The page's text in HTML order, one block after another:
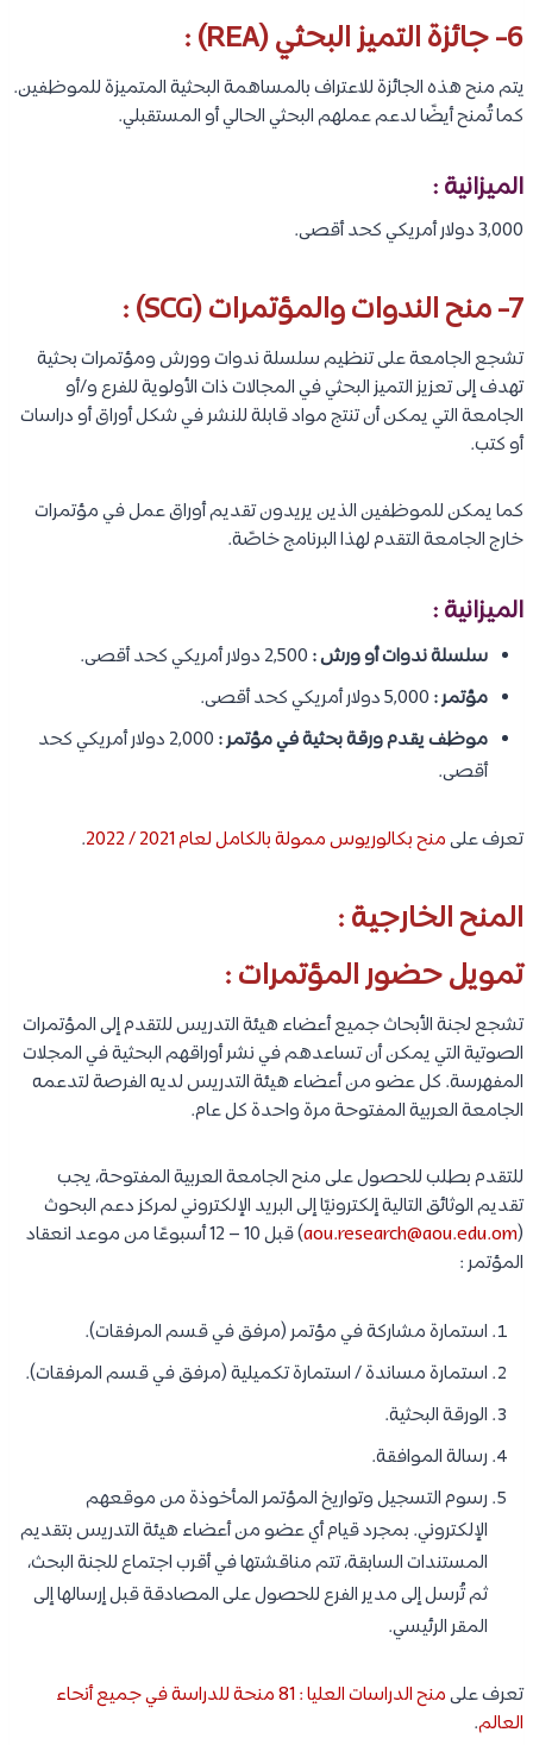
6- جائزة التميز البحثي (REA) :
يتم منح هذه الجائزة للاعتراف بالمساهمة البحثية المتميزة للموظفين.
كما تُمنح أيضًا لدعم عملهم البحثي الحالي أو المستقبلي.
الميزانية :
3,000 دولار أمريكي كحد أقصى.
7- منح الندوات والمؤتمرات (SCG) :
تشجع الجامعة على تنظيم سلسلة ندوات وورش ومؤتمرات بحثية
تهدف إلى تعزيز التميز البحثي في ​​المجالات ذات الأولوية للفرع و/أو
الجامعة التي يمكن أن تنتج مواد قابلة للنشر في شكل أوراق أو دراسات
أو كتب.
كما يمكن للموظفين الذين يريدون تقديم أوراق عمل في مؤتمرات
خارج الجامعة التقدم لهذا البرنامج خاصًة.
الميزانية :
سلسلة ندوات أو ورش :
مؤتمر :
موظف يقدم ورقة بحثية في مؤتمر :
2,000 دولار أمريكي كحد
أقصى.
تعرف علىمنح بكالوريوس ممولة بالكامل لعام 2021 / 2022 .
المنح الخارجية :
تمويل حضور المؤتمرات :
تشجع لجنة الأبحاث جميع أعضاء هيئة التدريس للتقدم إلى المؤتمرات
الصوتية التي يمكن أن تساعدهم في نشر أوراقهم البحثية في المجلات
المفهرسة. كل عضو من أعضاء هيئة التدريس لديه الفرصة لتدعمه
الجامعة العربية المفتوحة مرة واحدة كل عام.
للتقدم بطلب للحصول على منح الجامعة العربية المفتوحة، يجب
تقديم الوثائق التالية إلكترونيًا إلى البريد الإلكتروني لمركز دعم البحوث
(
aou.research@aou.edu.om
) قبل 10 – 12 أسبوعًا من موعد انعقاد
المؤتمر :
استمارة مشاركة في مؤتمر (مرفق في قسم المرفقات).
استمارة مساندة / استمارة تكميلية (مرفق في قسم المرفقات).
الورقة البحثية.
رسالة الموافقة.
رسوم التسجيل وتواريخ المؤتمر المأخوذة من موقعهم
الإلكتروني. بمجرد قيام أي عضو من أعضاء هيئة التدريس بتقديم
المستندات السابقة، تتم مناقشتها في أقرب اجتماع للجنة البحث،
ثم تُرسل إلى مدير الفرع للحصول على المصادقة قبل إرسالها إلى
المقر الرئيسي.
تعرف على
منح الدراسات العليا : 81 منحة للدراسة في جميع أنحاء
العالم.